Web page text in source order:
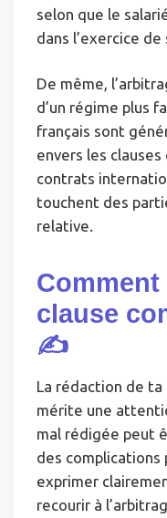
selon que le
dans l’exercice de
De même,
d’un régime plus
français sont
envers les
contrats
touchent des
relative.
clause
✍️
La rédaction de ta
mérite une
mal rédigée peut
des complications
exprimer
recourir à